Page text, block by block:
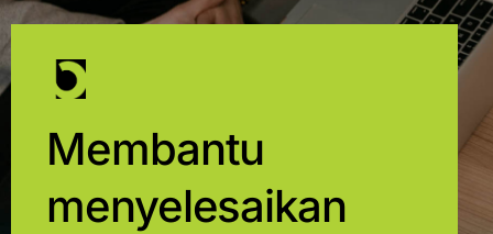
Membantu
menyelesaikan